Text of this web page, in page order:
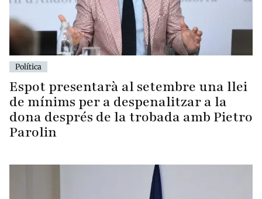
Política
Espot presentarà al setembre una llei
de mínims per a despenalitzar a la
dona després de la trobada amb Pietro
Parolin